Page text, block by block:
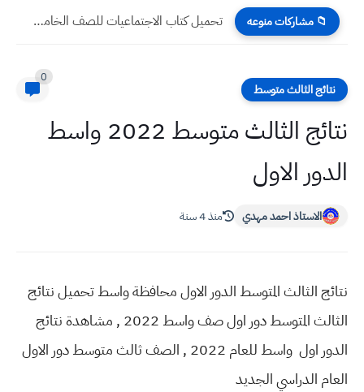
📁 مشاركات منوعه تحميل كتاب الاجتماعيات للصف الخامس الابتدائي 2022 - 2023 pdf...
نتائج الثالث متوسط
0
نتائج الثالث متوسط 2022 واسط
الدور الاول
الاستاذ احمد مهدي منذ 4 سنة
نتائج الثالث المتوسط الدور الاول محافظة واسط تحميل نتائج
الثالث المتوسط دور اول صف واسط 2022 , مشاهدة نتائج
الدور اول واسط للعام 2022 , الصف ثالث متوسط دور الاول
العام الدراسي الجديد